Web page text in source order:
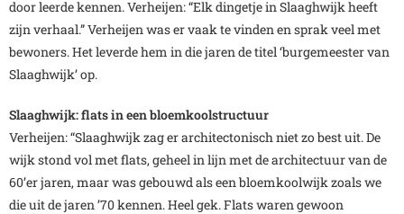
door leerde kennen. Verheijen: “Elk dingetje in Slaaghwijk heeft
zijn verhaal.” Verheijen was er vaak te vinden en sprak veel met
bewoners. Het leverde hem in die jaren de titel ‘burgemeester van
Slaaghwijk’ op.
Slaaghwijk: flats in een bloemkoolstructuur
Verheijen: “Slaaghwijk zag er architectonisch niet zo best uit. De
wijk stond vol met flats, geheel in lijn met de architectuur van de
60’er jaren, maar was gebouwd als een bloemkoolwijk zoals we
die uit de jaren ’70 kennen. Heel gek. Flats waren gewoon